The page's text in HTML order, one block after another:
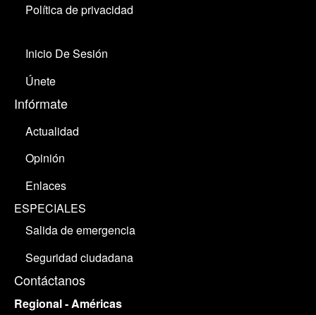
Política de privacidad
Inicio De Sesión
Únete
Infórmate
Actualidad
Opinión
Enlaces
ESPECIALES
Salida de emergencia
Seguridad ciudadana
Contáctanos
Regional - Américas